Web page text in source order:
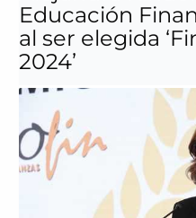
Educación
al ser elegida
2024’